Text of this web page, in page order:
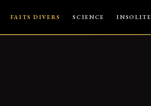
FAITS DIVERS SCIENCE INSOLITE